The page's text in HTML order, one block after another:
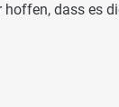
dass es